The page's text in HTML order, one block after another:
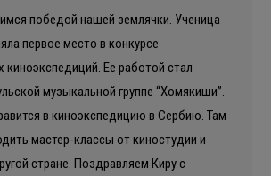
победой нашей землячки. Ученица
первое место в конкурсе
Ее работой стал
музыкальной группе “Хомякиши”.
в киноэкспедицию в Сербию. Там
мастер-классы от киностудии и
стране. Поздравляем Киру с